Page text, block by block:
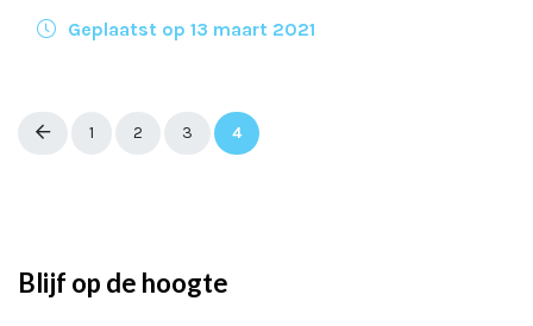
Geplaatst op 13 maart 2021
Berichten
1 2 3 4
Blijf op de hoogte